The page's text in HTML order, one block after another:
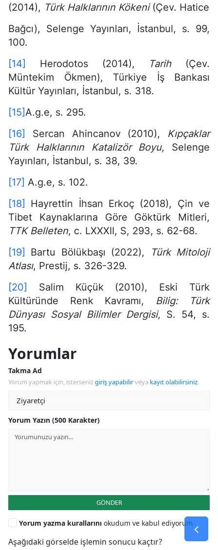
(2014), Türk Halklarının Kökeni (Çev. Hatice
Bağcı), Selenge Yayınları, İstanbul, s. 99,
100.
[14]
Herodotos (2014), Tarih(Çev.
Müntekim Ökmen), Türkiye İş Bankası
Kültür Yayınları, İstanbul, s. 318.
[15]A.g.e, s. 295.
[16]
Sercan Ahincanov (2010), Kıpçaklar
Türk Halklarının Katalizör Boyu, Selenge
Yayınları, İstanbul, s. 38, 39.
[17] A.g.e, s. 102.
[18]
Hayrettin İhsan Erkoç (2018), Çin ve
Tibet Kaynaklarına Göre Göktürk Mitleri,
TTK Belleten, c. LXXXII, S, 293, s. 62-68.
[19]
Bartu Bölükbaşı (2022),
Türk Mitoloji
Atlası, Prestij, s. 326-329.
[20]
Salim Küçük (2010), Eski Türk
Kültüründe Renk Kavramı, Bilig: Türk
Dünyası Sosyal Bilimler Dergisi, S. 54, s.
195.
Yorumlar
Takma Ad
Yorum yapmak için, istersenizgiriş yapabilirveya kayıt olabilirsiniz.
Yorum Yazın (500 Karakter)
GÖNDER
Yorum yazma kurallarını okudum ve kabul ediyorum
Aşağıdaki görselde işlemin sonucu kaçtır?